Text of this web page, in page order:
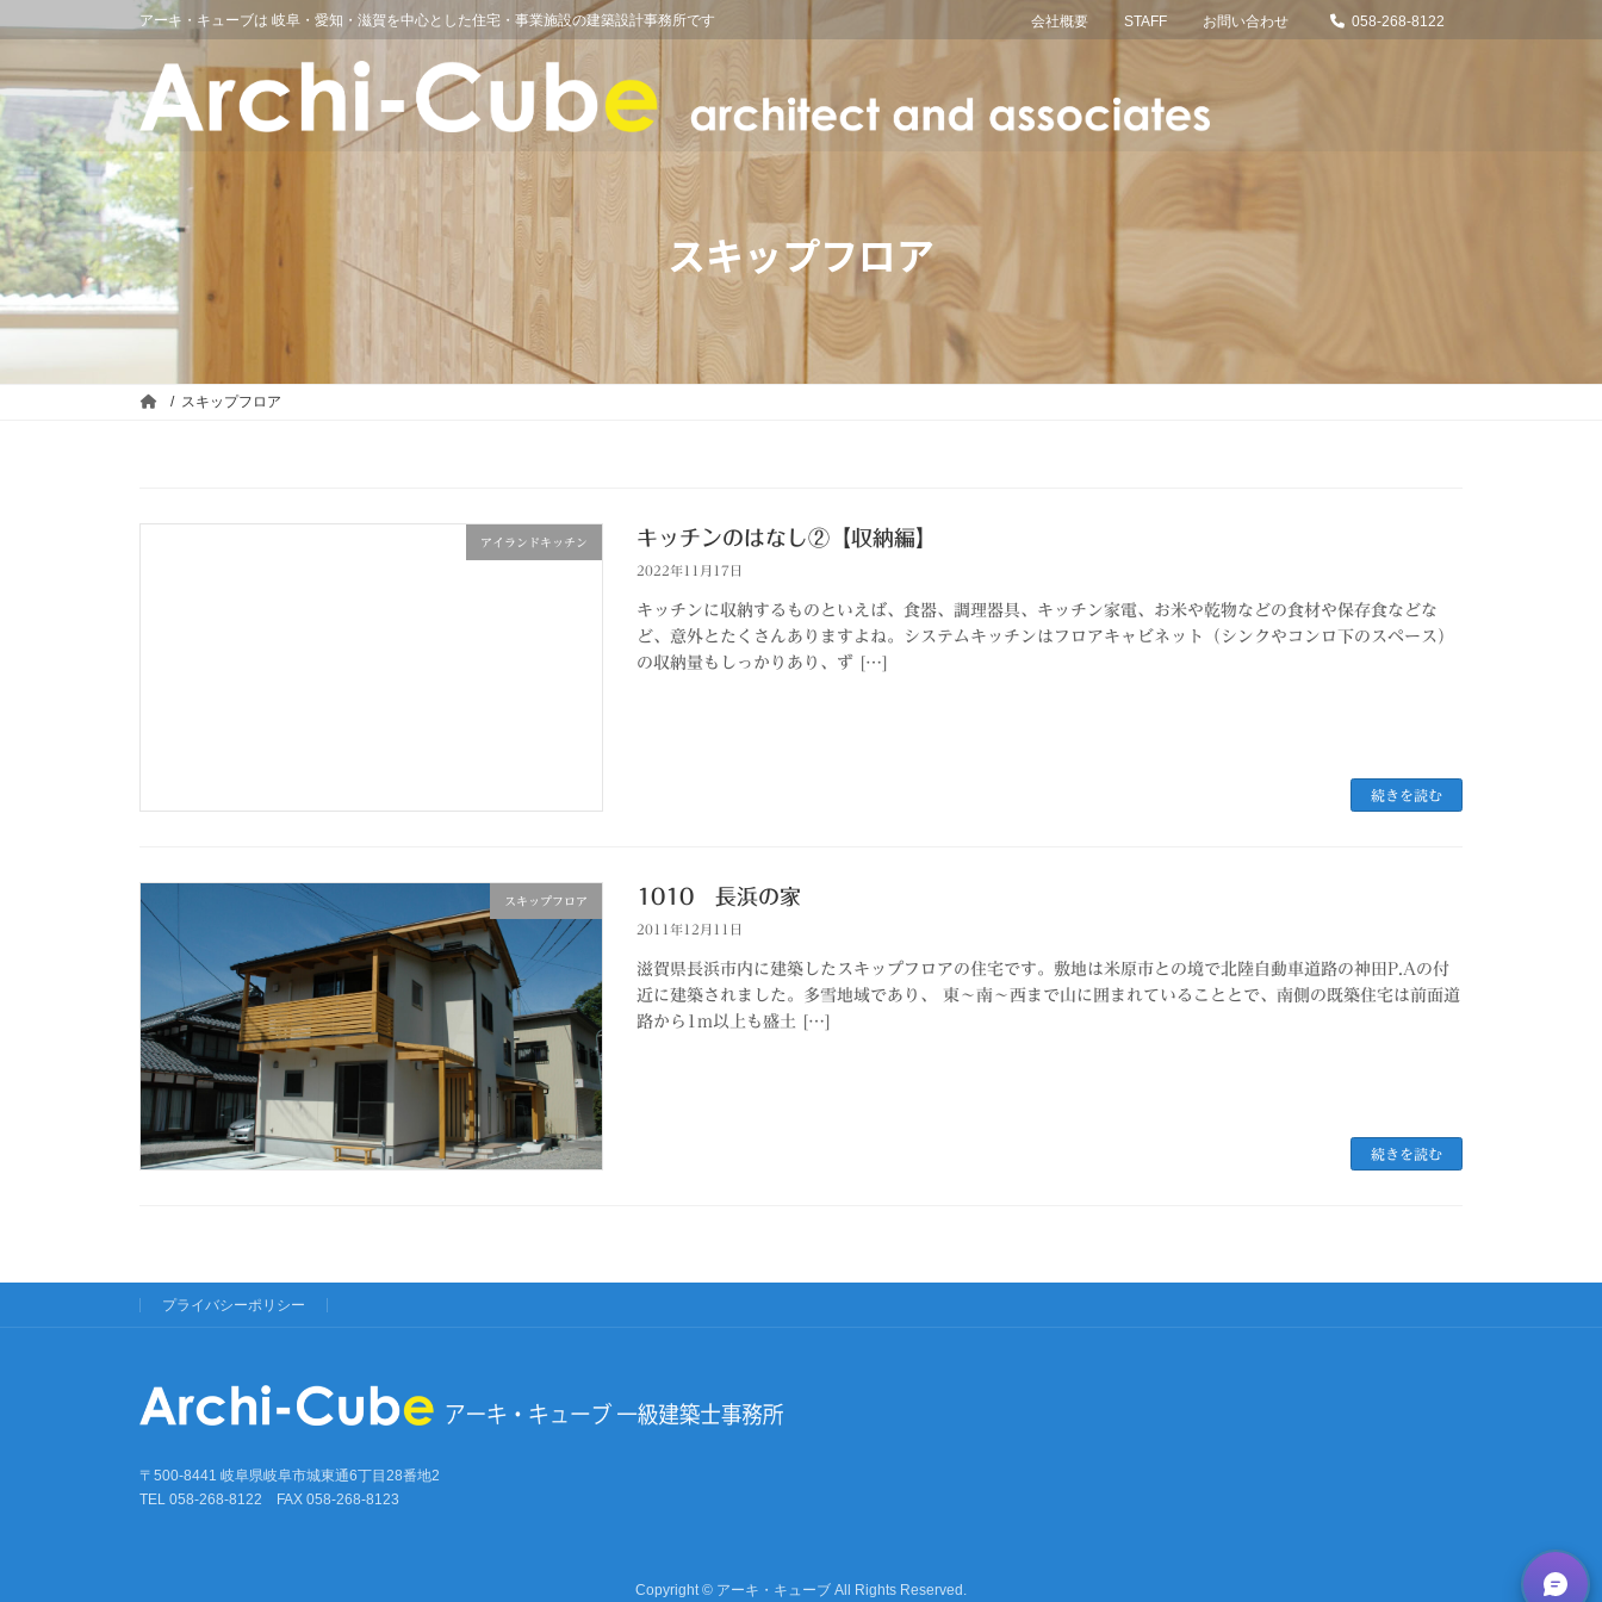
アーキ・キューブは 岐阜・愛知・滋賀を中心とした住宅・事業施設の建築設計事務所です 会社概要 STAFF お問い合わせ 058-268-8122
スキップフロア
スキップフロア
アイランドキッチン キッチンのはなし②【収納編】
2022年11月17日
キッチンに収納するものといえば、食器、調理器具、キッチン家電、お米や乾物などの食材や保存食などな
ど、意外とたくさんありますよね。システムキッチンはフロアキャビネット（シンクやコンロ下のスペース）
の収納量もしっかりあり、ず […]
続きを読む
スキップフロア 1010 長浜の家
2011年12月11日
滋賀県長浜市内に建築したスキップフロアの住宅です。敷地は米原市との境で北陸自動車道路の神田P.Aの付
近に建築されました。多雪地域であり、 東〜南〜西まで山に囲まれていることとで、南側の既築住宅は前面道
路から1m以上も盛土 […]
続きを読む
プライバシーポリシー
〒500-8441 岐阜県岐阜市城東通6丁目28番地2
TEL 058-268-8122 FAX 058-268-8123
Copyright © アーキ・キューブ All Rights Reserved.